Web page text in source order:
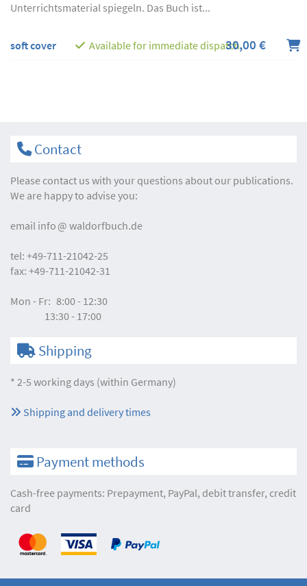
Unterrichtsmaterial spiegeln. Das Buch ist...
soft cover Available for immediate dispatch30,00 €
Contact
Please contact us with your questions about our publications.
We are happy to advise you:
email info waldorfbuch.de
tel: +49-711-21042-25
fax: +49-711-21042-31
Mon - Fr: 8:00 - 12:30
13:30 - 17:00
Shipping
* 2-5 working days (within Germany)
Shipping and delivery times
Payment methods
Cash-free payments: Prepayment, PayPal, debit transfer, credit
card